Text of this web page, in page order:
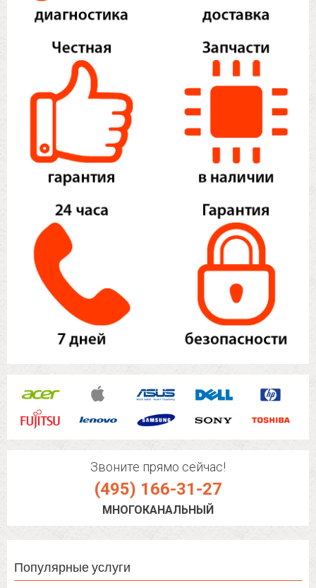
Звоните прямо сейчас!
(495) 166-31-27
МНОГОКАНАЛЬНЫЙ
Популярные услуги